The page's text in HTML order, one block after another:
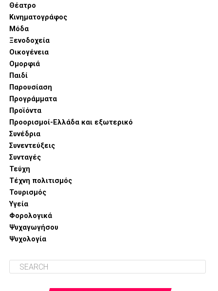
Θέατρο
Κινηματογράφος
Μόδα
Ξενοδοχεία
Οικογένεια
Ομορφιά
Παιδί
Παρουσίαση
Προγράμματα
Προϊόντα
Προορισμοί-Ελλάδα και εξωτερικό
Συνέδρια
Συνεντεύξεις
Συνταγές
Τεύχη
Τέχνη πολιτισμός
Τουρισμός
Υγεία
Φορολογικά
Ψυχαγωγήσου
Ψυχολογία